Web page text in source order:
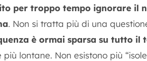
per troppo tempo ignorare il
. Non si tratta più di una
è ormai sparsa su tutto il
lontane. Non esistono più